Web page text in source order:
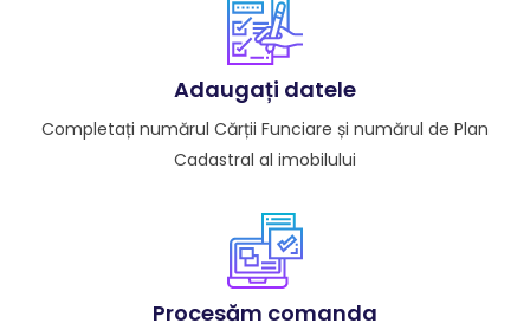
Adaugați datele
Completați numărul Cărții Funciare și numărul de Plan
Cadastral al imobilului
Procesăm comanda